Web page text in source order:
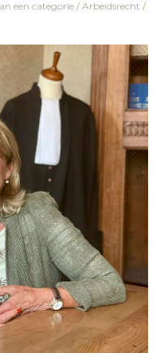
een categorie/ Arbeidsrecht /